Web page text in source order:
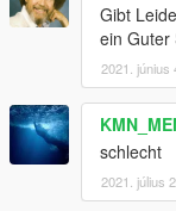
By downloading
agree to the
It is forbidden to
without
use.
Any commercial or
archive is forbidden.
Gibt
ein Guter
2021. június
schlecht
2021. július